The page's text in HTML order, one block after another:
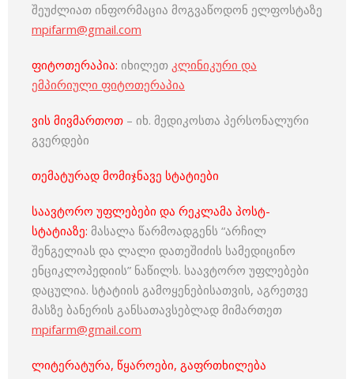
შეუძლიათ ინფორმაცია მოგვაწოდონ ელფოსტაზე
mpifarm@gmail.com
ფიტოთერაპია: იხილეთ კლინიკური და
ემპირიული ფიტოთერაპია
ვის მივმართოთ – იხ. მედიკოსთა პერსონალური
გვერდები
თემატურად მომიჯნავე სტატიები
საავტორო უფლებები და რეკლამა პოსტ-
სტატიაზე: მასალა წარმოადგენს “არჩილ
შენგელიას და ლალი დათეშიძის სამედიცინო
ენციკლოპედიის” ნაწილს. საავტორო უფლებები
დაცულია. სტატიის გამოყენებისათვის, აგრეთვე
მასზე ბანერის განსათავსებლად მიმართეთ
mpifarm@gmail.com
ლიტერატურა, წყაროები, გაფრთხილება